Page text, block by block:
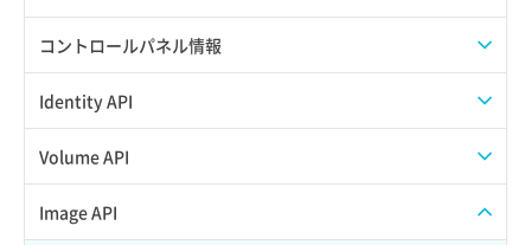
APIでAPIサブユーザーを作成する
APIでVPSにISOイメージを挿入する
APIでVPSを作成する
コントロールパネル情報
APIユーザーを作成する
API情報を確認する
Identity API
Credential一覧取得
Credential作成
Volume API
スナップショット一覧取得
Image API